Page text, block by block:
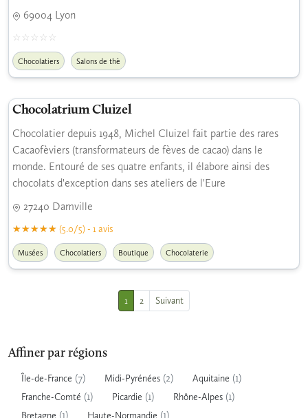
Affiner par régions
Île-de-France (7) Midi-Pyrénées (2) Aquitaine (1)
Franche-Comté (1) Picardie (1) Rhône-Alpes (1)
(1) (1)
69004 Lyon
Chocolatiers Salons de thè
Chocolatrium Cluizel
Chocolatier depuis 1948, Michel Cluizel fait partie des rares
Cacaofèviers (transformateurs de fèves de cacao) dans le
monde. Entouré de ses quatre enfants, il élabore ainsi des
chocolats d'exception dans ses ateliers de l'Eure
27240 Damville
(5.0/5) - 1 avis
Musées Chocolatiers Boutique Chocolaterie
1 2 Suivant